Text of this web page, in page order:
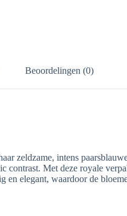
Beoordelingen (0)
zeldzame, intens
contrast. Met deze royale
elegant, waardoor de